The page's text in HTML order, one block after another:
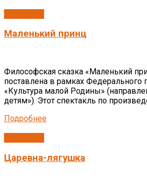
Маленький принц
Философская сказка «Маленький
поставлена в рамках Федерального
«Культура малой Родины»
детям»). Этот спектакль по
Подробнее
Царевна-лягушка